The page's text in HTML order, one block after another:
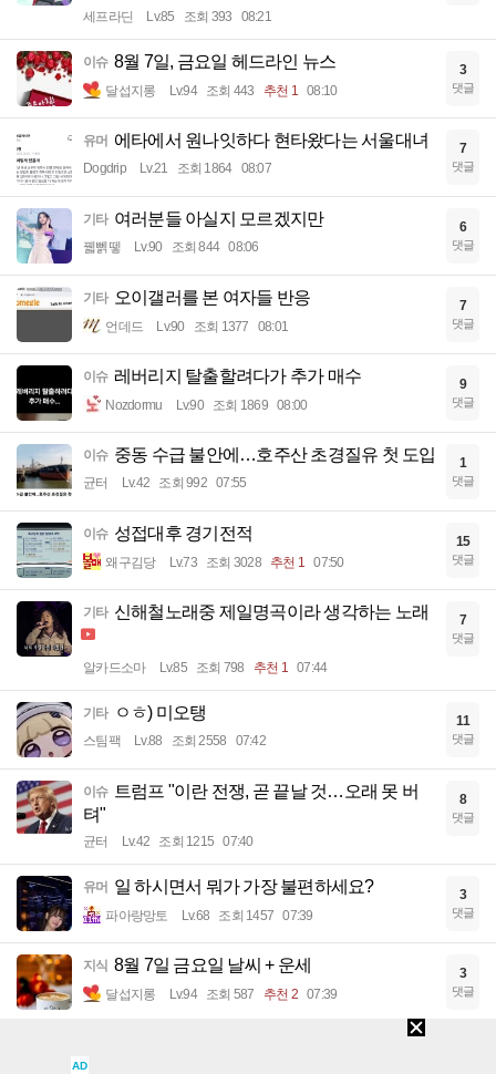
세프라딘 Lv.85 조회 393 08:21
이슈 8월 7일, 금요일 헤드라인 뉴스
달섭지롱 Lv.94 조회 443 추천 1 08:10
3
댓글
유머 에타에서 원나잇하다 현타왔다는 서울대녀
Dogdrip Lv.21 조회 1864 08:07
7
댓글
기타 여러분들 아실지 모르겠지만
꿻뻵뗗 Lv.90 조회 844 08:06
6
댓글
기타 오이갤러를 본 여자들 반응
언데드 Lv.90 조회 1377 08:01
7
댓글
이슈 레버리지 탈출할려다가 추가 매수
Nozdormu Lv.90 조회 1869 08:00
9
댓글
이슈 중동 수급 불안에…호주산 초경질유 첫 도입
균터 Lv.42 조회 992 07:55
1
댓글
이슈 성접대후 경기전적
왜구김당 Lv.73 조회 3028 추천 1 07:50
15
댓글
기타 신해철노래중 제일명곡이라 생각하는 노래
알카드소마 Lv.85 조회 798 추천 1 07:44
7
댓글
기타 ㅇㅎ) 미오탱
스팀팩 Lv.88 조회 2558 07:42
11
댓글
이슈
트럼프 "이란 전쟁, 곧 끝날 것…오래 못 버
텨"
균터 Lv.42 조회 1215 07:40
8
댓글
유머 일 하시면서 뭐가 가장 불편하세요?
파아랑망토 Lv.68 조회 1457 07:39
3
댓글
지식 8월 7일 금요일 날씨 + 운세
달섭지롱 Lv.94 조회 587 추천 2 07:39
3
댓글
AD